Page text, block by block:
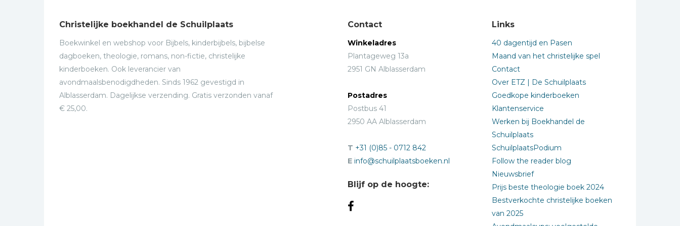
Christelijke boekhandel de Schuilplaats
Boekwinkel en webshop voor Bijbels, kinderbijbels, bijbelse
dagboeken, theologie, romans, non-fictie, christelijke
kinderboeken. Ook leverancier van
avondmaalsbenodigdheden. Sinds 1962 gevestigd in
Alblasserdam. Dagelijkse verzending. Gratis verzonden vanaf
€ 25,00.
Contact
Winkeladres
Plantageweg 13a
2951 GN Alblasserdam
Postadres
Postbus 41
2950 AA Alblasserdam
T +31 (0)85 - 0712 842
E info@schuilplaatsboeken.nl
Blijf op de hoogte:
Links
40 dagentijd en Pasen
Maand van het christelijke spel
Contact
Over ETZ | De Schuilplaats
Goedkope kinderboeken
Klantenservice
Werken bij Boekhandel de
Schuilplaats
SchuilplaatsPodium
Follow the reader blog
Nieuwsbrief
Prijs beste theologie boek 2024
Bestverkochte christelijke boeken
van 2025